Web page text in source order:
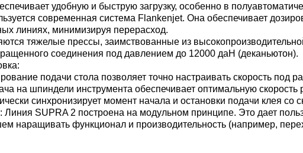
удобную и быструю загрузку, особенно в
современная система Flankenjet. Она обеспечивает
линиях, минимизируя перерасход.
тяжелые прессы, заимствованные из
соединения под давлением до 12000 даН (деканьютон).
подачи стола позволяет точно настраивать скорость под
на шпиндели инструмента обеспечивает оптимальную скорость
синхронизирует момент начала и остановки подачи клея со
Линия SUPRA 2 построена на модульном принципе. Это дает
наращивать функционал и производительность (например,